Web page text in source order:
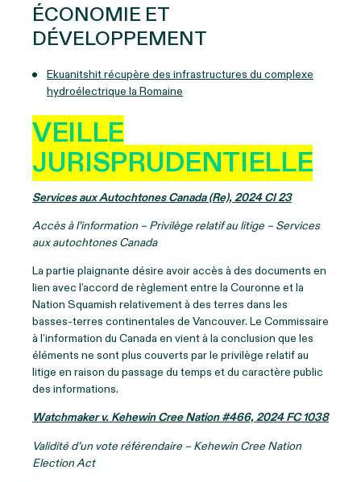
ÉCONOMIE ET
DÉVELOPPEMENT
Ekuanitshit récupère des infrastructures du complexe
hydroélectrique la Romaine
VEILLE
JURISPRUDENTIELLE
Services aux Autochtones Canada (Re), 2024 CI 23
Accès à l’information – Privilège relatif au litige – Services
aux autochtones Canada
La partie plaignante désire avoir accès à des documents en
lien avec l’accord de règlement entre la Couronne et la
Nation Squamish relativement à des terres dans les
basses-terres continentales de Vancouver. Le Commissaire
à l’information du Canada en vient à la conclusion que les
éléments ne sont plus couverts par le privilège relatif au
litige en raison du passage du temps et du caractère public
des informations.
Watchmaker v. Kehewin Cree Nation #466, 2024 FC 1038
Validité d’un vote référendaire – Kehewin Cree Nation
Election Act